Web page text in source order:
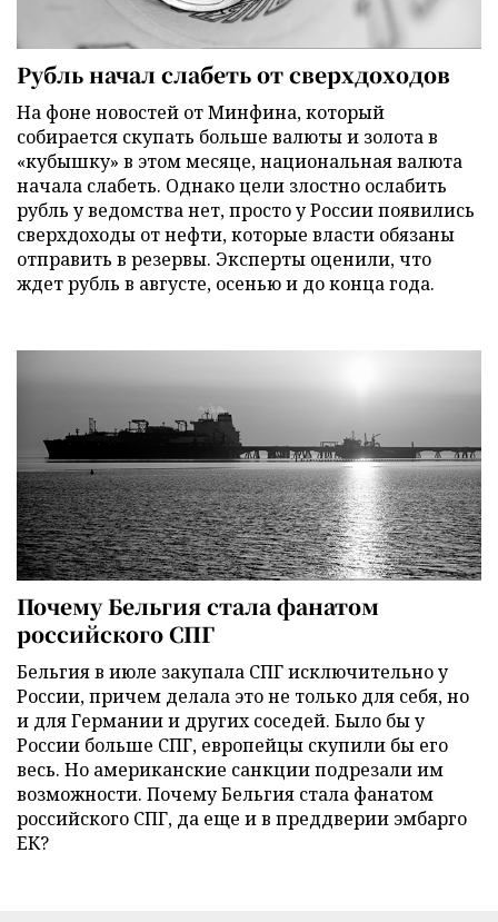
Рубль начал слабеть от сверхдоходов
На фоне новостей от Минфина, который
собирается скупать больше валюты и золота в
«кубышку» в этом месяце, национальная валюта
начала слабеть. Однако цели злостно ослабить
рубль у ведомства нет, просто у России появились
сверхдоходы от нефти, которые власти обязаны
отправить в резервы. Эксперты оценили, что
ждет рубль в августе, осенью и до конца года.
Почему Бельгия стала фанатом
российского СПГ
Бельгия в июле закупала СПГ исключительно у
России, причем делала это не только для себя, но
и для Германии и других соседей. Было бы у
России больше СПГ, европейцы скупили бы его
весь. Но американские санкции подрезали им
возможности. Почему Бельгия стала фанатом
российского СПГ, да еще и в преддверии эмбарго
ЕК?